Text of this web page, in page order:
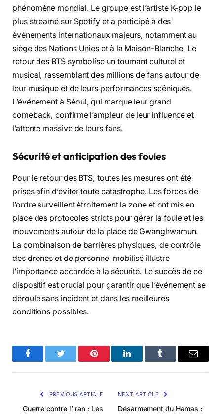
phénomène mondial. Le groupe est l’artiste K-pop le
plus streamé sur Spotify et a participé à des
événements internationaux majeurs, notamment au
siège des Nations Unies et à la Maison-Blanche. Le
retour des BTS symbolise un tournant culturel et
musical, rassemblant des millions de fans autour de
leur musique et de leurs performances scéniques.
L’événement à Séoul, qui marque leur grand
comeback, confirme l’ampleur de leur influence et
l’attente massive de leurs fans.
Sécurité et anticipation des foules
Pour le retour des BTS, toutes les mesures ont été
prises afin d’éviter toute catastrophe. Les forces de
l’ordre surveillent étroitement la zone et ont mis en
place des protocoles stricts pour gérer la foule et les
mouvements autour de la place de Gwanghwamun.
La combinaison de barrières physiques, de contrôle
des drones et de personnel mobilisé illustre
l’importance accordée à la sécurité. Le succès de ce
dispositif est crucial pour garantir que l’événement se
déroule sans incident et dans les meilleures
conditions possibles.
FacebookTwitter Pinterest LinkedInTumblr Email
PREVIOUS ARTICLE
Guerre contre l’Iran : Les
NEXT ARTICLE
Désarmement du Hamas :